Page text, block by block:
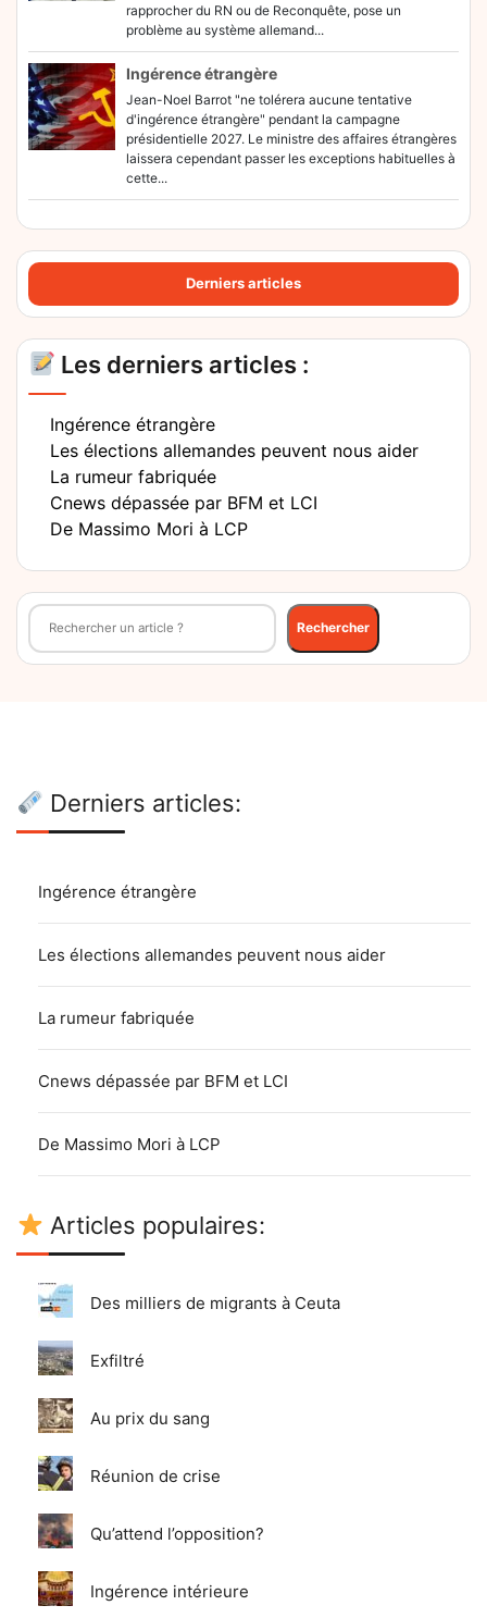
rapprocher du RN ou de Reconquête, pose un
problème au système allemand...
Ingérence étrangère
Jean-Noel Barrot "ne tolérera aucune tentative
d'ingérence étrangère" pendant la campagne
présidentielle 2027. Le ministre des affaires étrangères
laissera cependant passer les exceptions habituelles à
cette...
Derniers articles
Les derniers articles :
Ingérence étrangère
Les élections allemandes peuvent nous aider
La rumeur fabriquée
Cnews dépassée par BFM et LCI
De Massimo Mori à LCP
Rechercher
Rechercher
Derniers articles:
Ingérence étrangère
Les élections allemandes peuvent nous aider
La rumeur fabriquée
Cnews dépassée par BFM et LCI
De Massimo Mori à LCP
Articles populaires:
Des milliers de migrants à Ceuta
Exfiltré
Au prix du sang
Réunion de crise
Qu’attend l’opposition?
Ingérence intérieure